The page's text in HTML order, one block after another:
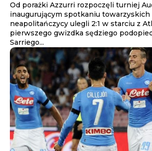
Od porażki Azzurri rozpoczęli turniej
inaugurującym spotkaniu towarzyskich
neapolitańczycy ulegli 2:1 w starciu z
pierwszego gwizdka sędziego
Sarriego...